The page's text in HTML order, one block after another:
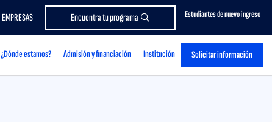
Estudiantes de nuevo ingreso
EMPRESAS Encuentra tu programa
¿Dónde estamos? Admisión y financiación Institución Solicitar información